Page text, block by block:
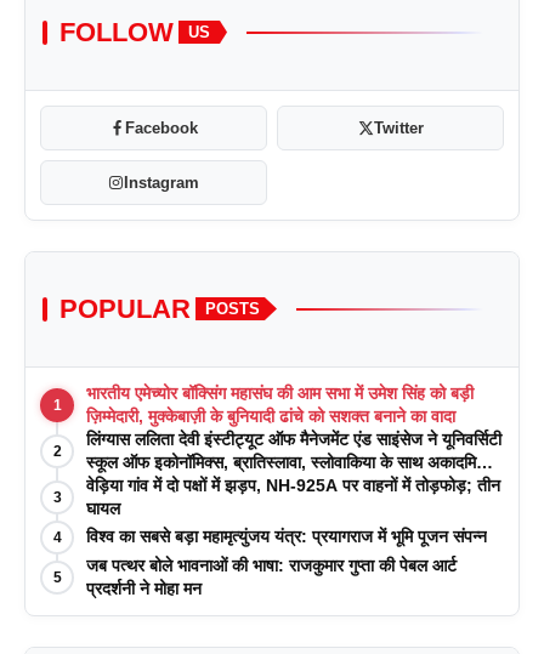
FOLLOW US
Facebook Twitter
Instagram
POPULAR POSTS
1
भारतीय एमेच्योर बॉक्सिंग महासंघ की आम सभा में उमेश सिंह को बड़ी
ज़िम्मेदारी, मुक्केबाज़ी के बुनियादी ढांचे को सशक्त बनाने का वादा
2
लिंग्यास ललिता देवी इंस्टीट्यूट ऑफ मैनेजमेंट एंड साइंसेज ने यूनिवर्सिटी
स्कूल ऑफ इकोनॉमिक्स, ब्रातिस्लावा, स्लोवाकिया के साथ अकादमिक
पत्रिकाओं में प्रकाशन रणनीतियों पर एक दिवसीय कार्यशाला का
आयोजन किया
3
वेड़िया गांव में दो पक्षों में झड़प, NH-925A पर वाहनों में तोड़फोड़; तीन
घायल
4 विश्व का सबसे बड़ा महामृत्युंजय यंत्र: प्रयागराज में भूमि पूजन संपन्न
5
जब पत्थर बोले भावनाओं की भाषा: राजकुमार गुप्ता की पेबल आर्ट
प्रदर्शनी ने मोहा मन